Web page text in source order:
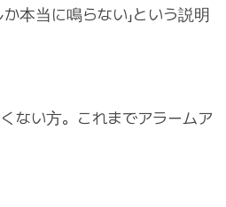
本当に鳴らない」という説明
ない方。これまでアラームア